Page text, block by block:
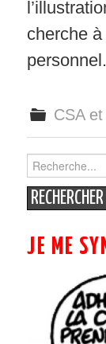
cherche
CSA
Search
for:
JE ME